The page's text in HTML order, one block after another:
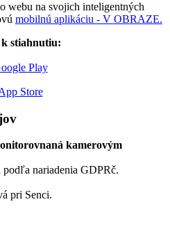
webu na svojich inteligentných
mobilnú aplikáciu - V OBRAZE.
stiahnutiu:
kamerovým
podľa nariadenia GDPRč.
pri Senci.